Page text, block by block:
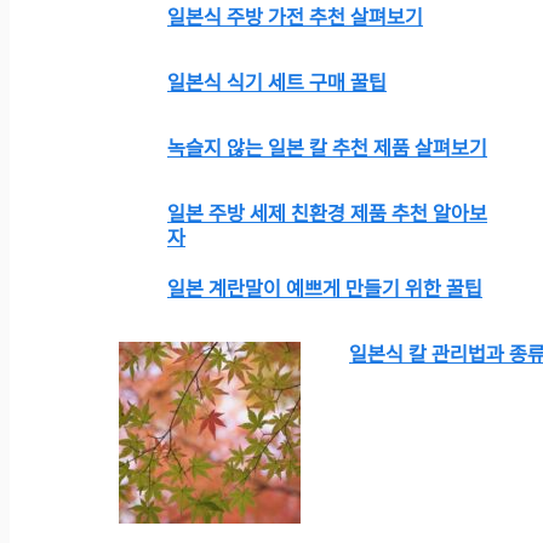
일본식 주방 가전 추천 살펴보기
일본식 식기 세트 구매 꿀팁
녹슬지 않는 일본 칼 추천 제품 살펴보기
일본 주방 세제 친환경 제품 추천 알아보
자
일본 계란말이 예쁘게 만들기 위한 꿀팁
일본식 칼 관리법과 종